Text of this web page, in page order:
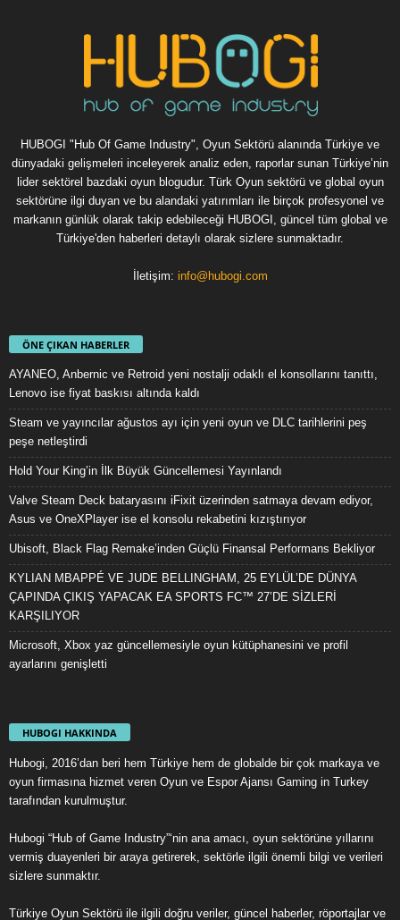
HUBOGI "Hub Of Game Industry", Oyun Sektörü alanında Türkiye ve
dünyadaki gelişmeleri inceleyerek analiz eden, raporlar sunan Türkiye’nin
lider sektörel bazdaki oyun blogudur. Türk Oyun sektörü ve global oyun
sektörüne ilgi duyan ve bu alandaki yatırımları ile birçok profesyonel ve
markanın günlük olarak takip edebileceği HUBOGI, güncel tüm global ve
Türkiye'den haberleri detaylı olarak sizlere sunmaktadır.
İletişim: info@hubogi.com
ÖNE ÇIKAN HABERLER
AYANEO, Anbernic ve Retroid yeni nostalji odaklı el konsollarını tanıttı,
Lenovo ise fiyat baskısı altında kaldı
Steam ve yayıncılar ağustos ayı için yeni oyun ve DLC tarihlerini peş
peşe netleştirdi
Hold Your King’in İlk Büyük Güncellemesi Yayınlandı
Valve Steam Deck bataryasını iFixit üzerinden satmaya devam ediyor,
Asus ve OneXPlayer ise el konsolu rekabetini kızıştırıyor
Ubisoft, Black Flag Remake’inden Güçlü Finansal Performans Bekliyor
KYLIAN MBAPPÉ VE JUDE BELLINGHAM, 25 EYLÜL’DE DÜNYA
ÇAPINDA ÇIKIŞ YAPACAK EA SPORTS FC™ 27’DE SİZLERİ
KARŞILIYOR
Microsoft, Xbox yaz güncellemesiyle oyun kütüphanesini ve profil
ayarlarını genişletti
HUBOGI HAKKINDA
Hubogi, 2016’dan beri hem Türkiye hem de globalde bir çok markaya ve
oyun firmasına hizmet veren Oyun ve Espor Ajansı Gaming in Turkey
tarafından kurulmuştur.
Hubogi “Hub of Game Industry”‘nin ana amacı, oyun sektörüne yıllarını
vermiş duayenleri bir araya getirerek, sektörle ilgili önemli bilgi ve verileri
sizlere sunmaktır.
Türkiye Oyun Sektörü ile ilgili doğru veriler, güncel haberler, röportajlar ve